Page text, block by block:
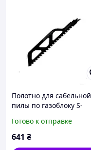
Полотно для сабельной
пилы по газоблоку S-
Готово к отправке
641 ₴